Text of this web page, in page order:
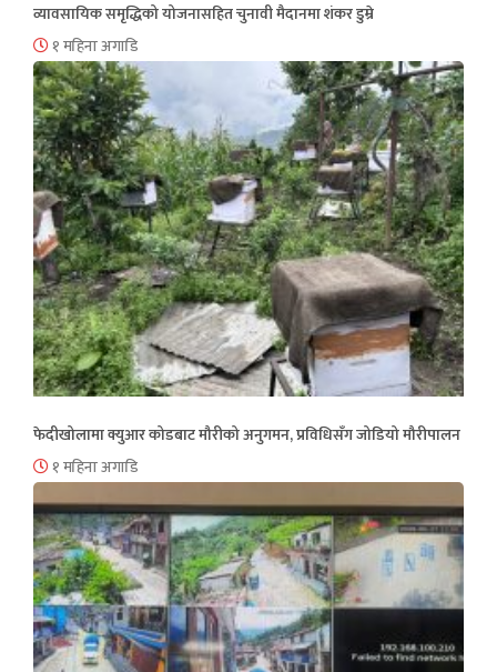
व्यावसायिक समृद्धिको योजनासहित चुनावी मैदानमा शंकर डुम्रे
१ महिना अगाडि
फेदीखोलामा क्युआर कोडबाट मौरीको अनुगमन, प्रविधिसँग जोडियो मौरीपालन
१ महिना अगाडि